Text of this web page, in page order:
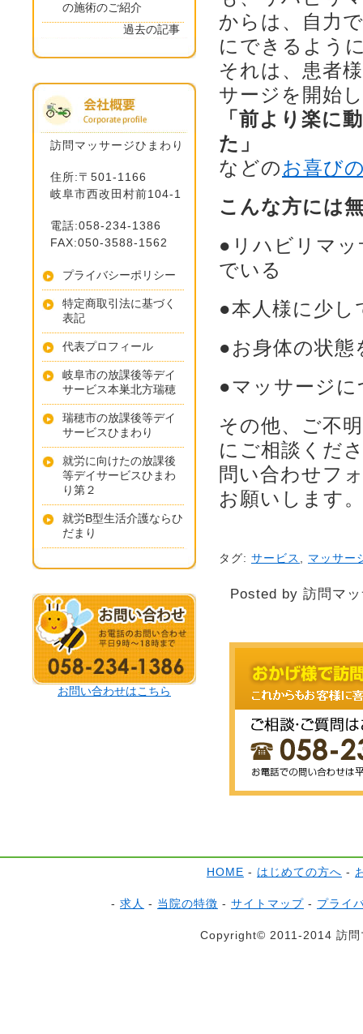
からは、自力
にできるよう
それは、患者
サージを開始
「前より楽に
た」
などのお喜び
こんな方には
●リハビリマ
でいる
●本人様に少
●お身体の状
●マッサージ
その他、ご不
にご相談くだ
問い合わせフ
お願いします
タグ: サービス , マッサー
Posted by 訪問マ
の施術のご紹介
過去の記事
訪問マッサージひまわり
住所:〒501-1166
岐阜市西改田村前104-1
電話:058-234-1386
FAX:050-3588-1562
プライバシーポリシー
特定商取引法に基づく
表記
代表プロフィール
岐阜市の放課後等デイ
サービス本巣北方瑞穂
瑞穂市の放課後等デイ
サービスひまわり
就労に向けたの放課後
等デイサービスひまわ
り第２
就労B型生活介護ならひ
だまり
お問い合わせはこちら
HOME - はじめての方へ -
- 求人 - 当院の特徴 - サイトマップ - プライ
Copyright© 2011-2014 訪問